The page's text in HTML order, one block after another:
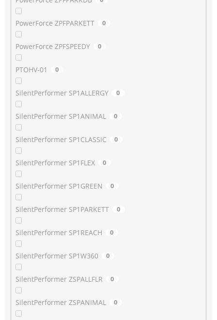
PowerForce ZPFPARKETT 0
PowerForce ZPFSPEEDY 0
PTOHV-01 0
SilentPerformer SP1ALLERGY 0
SilentPerformer SP1ANIMAL 0
SilentPerformer SP1CLASSIC 0
SilentPerformer SP1FLEX 0
SilentPerformer SP1GREEN 0
SilentPerformer SP1PARKETT 0
SilentPerformer SP1REACH 0
SilentPerformer SP1W360 0
SilentPerformer ZSPALLFLR 0
SilentPerformer ZSPANIMAL 0